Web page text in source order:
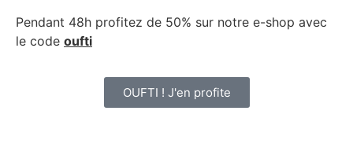
Pendant 48h profitez de 50% sur notre e-shop avec
le code oufti
OUFTI ! J'en profite